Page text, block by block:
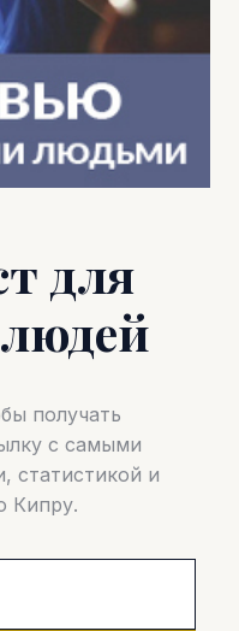
для
получать
с самыми
статистикой и
Кипру.